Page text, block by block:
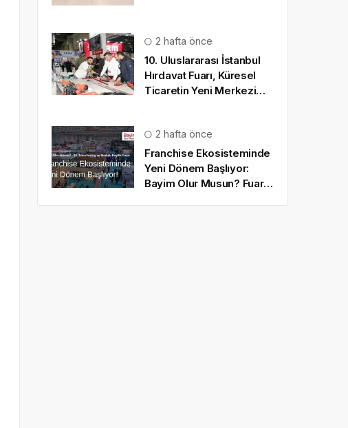
2 hafta önce
10. Uluslararası İstanbul
Hırdavat Fuarı, Küresel
Ticaretin Yeni Merkezi
2 hafta önce
Franchise Ekosisteminde
Yeni Dönem Başlıyor:
Bayim Olur Musun? Fuarı